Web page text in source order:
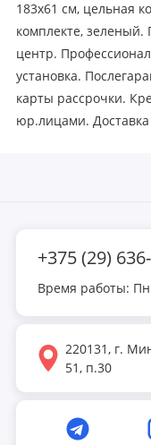
183x61 см, цельная
комплекте, зеленый.
центр.
установка.
карты рассрочки.
юр.лицами.
+375 (29)
Время работы:
220131, г.
51, п.30